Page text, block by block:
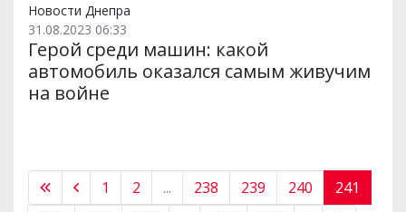
Новости Днепра
31.08.2023 06:33
Герой среди машин: какой
автомобиль оказался самым живучим
на войне
1 2 ... 238 239 240
241